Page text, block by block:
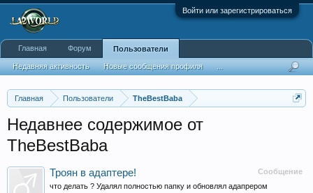
Войти или зарегистрироваться
Главная Пользователи TheBestBaba
Недавнее содержимое от
TheBestBaba
Сообщение
Троян в адаптере!
что делать ? Удалял полностью папку и обновлял адапрером
Главная Форум Пользователи
Недавняя активность Новые сообщения профиля